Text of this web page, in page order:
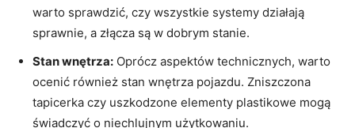
‌warto sprawdzić, czy‍ wszystkie systemy działają
sprawnie, a złącza są w‍ dobrym stanie.
Stan‍ wnętrza: Oprócz‌ aspektów technicznych, warto
ocenić również stan wnętrza ​pojazdu. Zniszczona
‍tapicerka czy uszkodzone elementy⁤ plastikowe mogą
⁢świadczyć o niechlujnym ⁣użytkowaniu.